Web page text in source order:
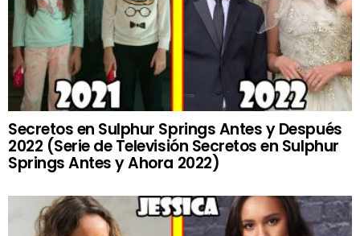
Secretos en Sulphur Springs Antes y Después
2022 (Serie de Televisión Secretos en Sulphur
Springs Antes y Ahora 2022)